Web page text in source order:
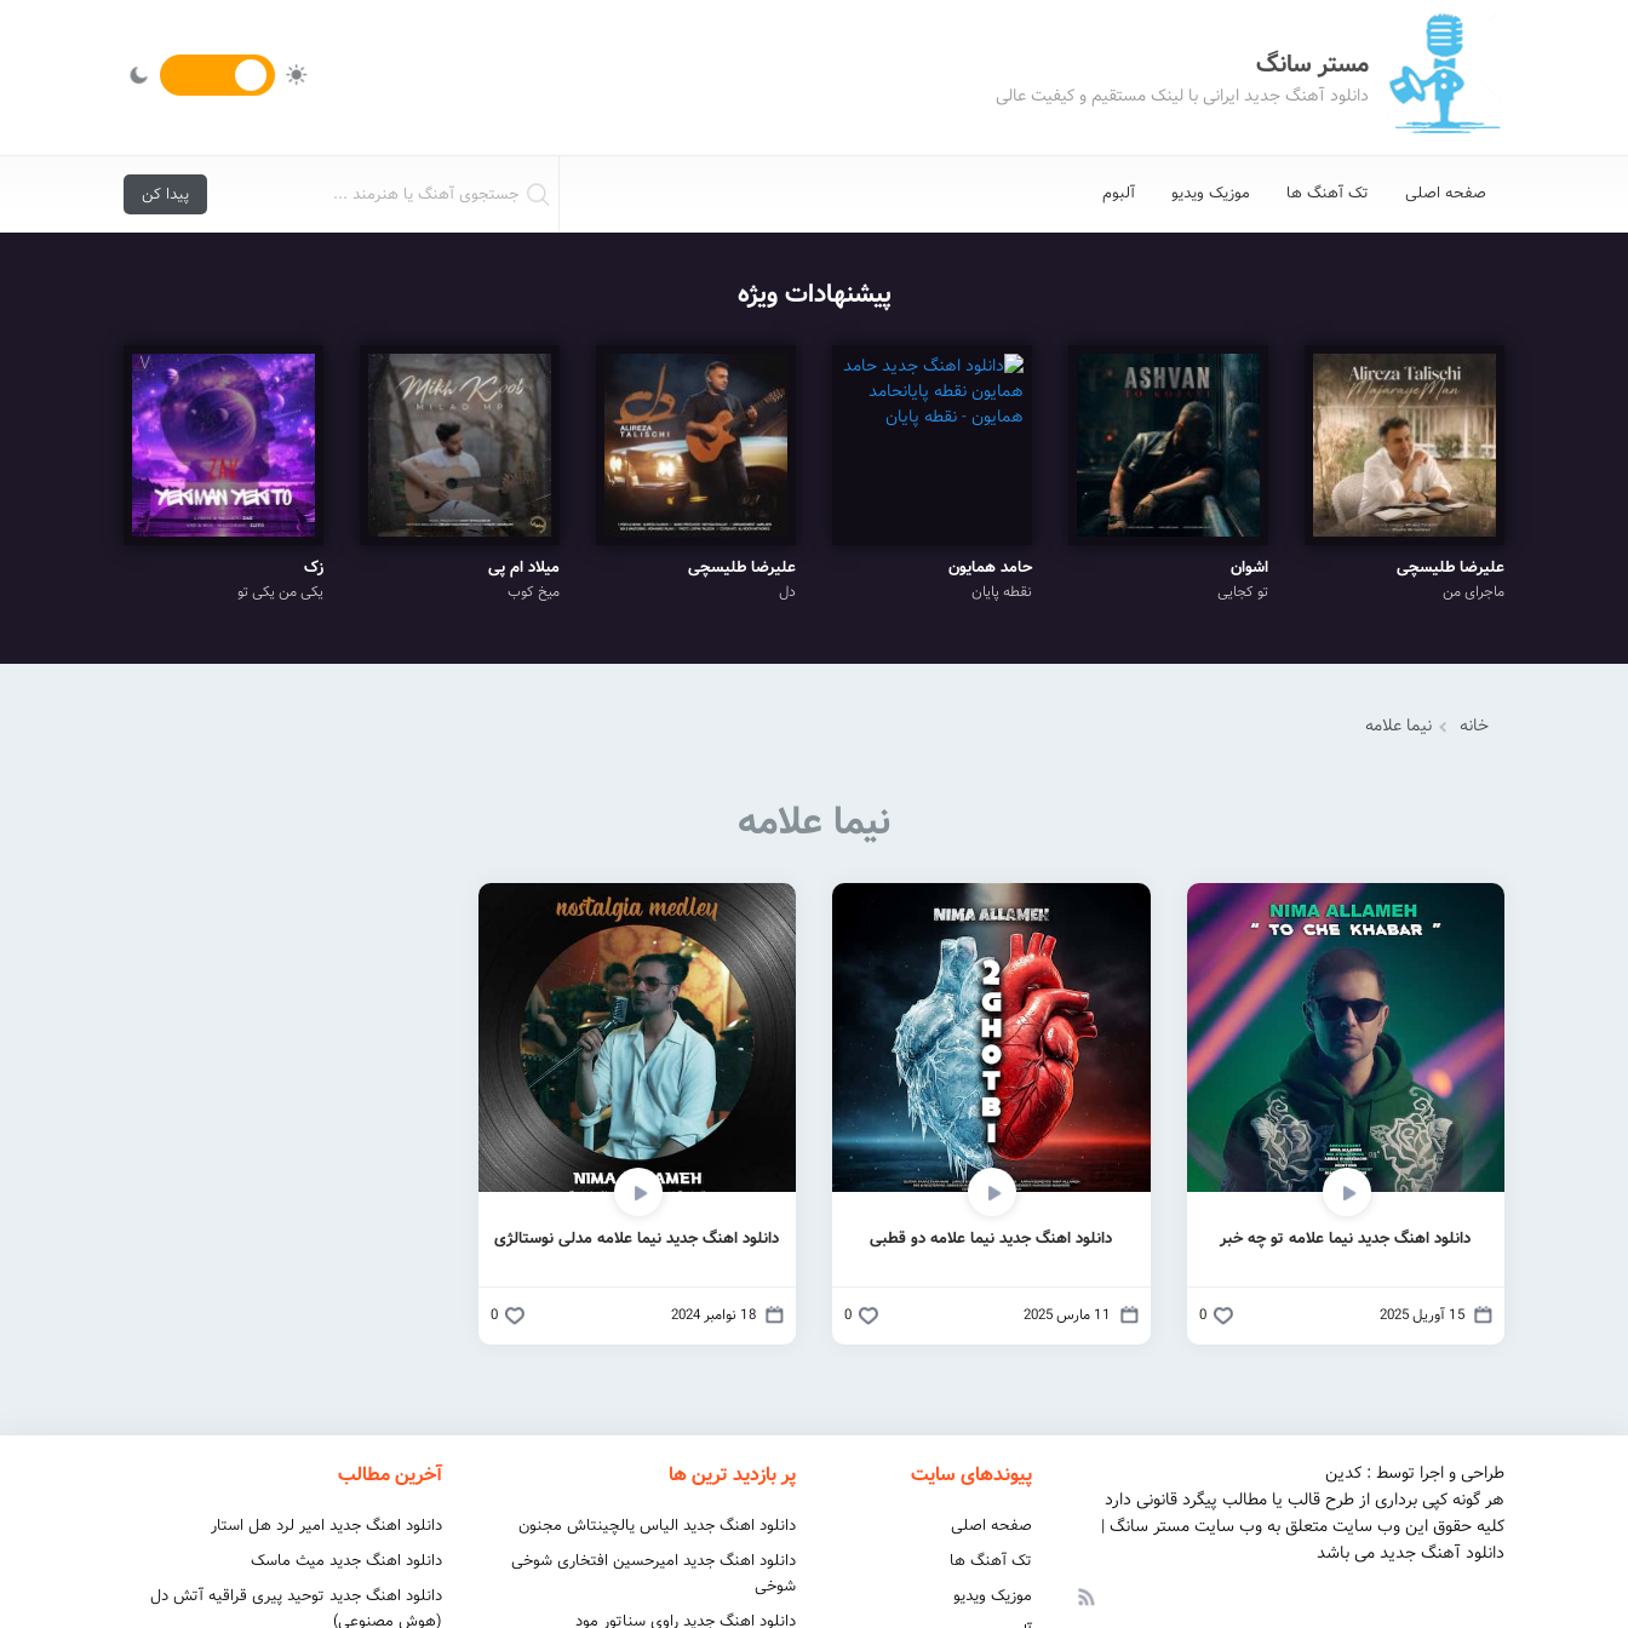
مستر سانگ
دانلود آهنگ جدید ایرانی با لینک مستقیم و کیفیت عالی
صفحه اصلی تک آهنگ ها موزیک ویدیو آلبوم
پیشنهادات ویژه
علیرضا طلیسچی
ماجرای من
اشوان
تو کجایی
حامد همایون
نقطه پایان
علیرضا طلیسچی
دل
میلاد ام پی
میخ کوب
زک
یکی من یکی تو
خانه نیما علامه
نیما علامه
دانلود اهنگ جدید نیما علامه تو چه خبر
15 آوریل 2025 0
دانلود اهنگ جدید نیما علامه دو قطبی
11 مارس 2025 0
دانلود اهنگ جدید نیما علامه مدلی نوستالژی
18 نوامبر 2024 0
طراحی و اجرا توسط : کدین
هر گونه کپی برداری از طرح قالب یا مطالب پیگرد قانونی دارد
کلیه حقوق این وب سایت متعلق به وب سایت مستر سانگ |
دانلود آهنگ جدید می باشد
پیوندهای سایت
صفحه اصلی
تک آهنگ ها
موزیک ویدیو
پر بازدید ترین ها
دانلود اهنگ جدید الیاس یالچینتاش مجنون
دانلود اهنگ جدید امیرحسین افتخاری شوخی
شوخی
دانلود اهنگ جدید راوی سناتور مود
آخرین مطالب
دانلود اهنگ جدید امیر لرد هل استار
دانلود اهنگ جدید میث ماسک
دانلود اهنگ جدید توحید پیری قراقیه آتش دل
(هوش مصنوعی)